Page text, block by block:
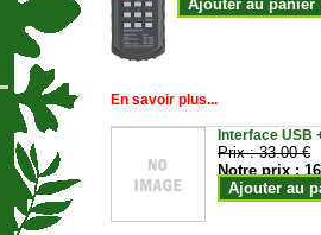
Ajouter au panier
En savoir plus...
Interface USB
Prix :33.00 €
Notre prix :
Ajouter au